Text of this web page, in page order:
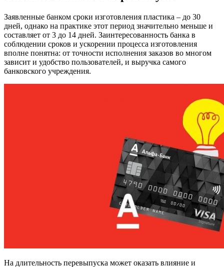
Заявленные банком сроки изготовления пластика – до 30
дней, однако на практике этот период значительно меньше и
составляет от 3 до 14 дней. Заинтересованность банка в
соблюдении сроков и ускорении процесса изготовления
вполне понятна: от точности исполнения заказов во многом
зависит и удобство пользователей, и выручка самого
банковского учреждения.
На длительность перевыпуска может оказать влияние и